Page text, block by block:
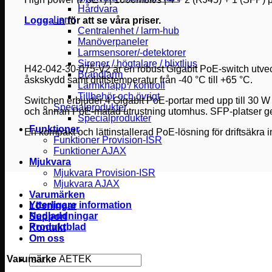
Hårdvara
Larm
Centralenhet / larm-hub
Manöverpaneler
Larmsensorer/-detektorer
Sirener / högtalare / blixtljus
Brandlarm
Larmknapp / kontroll
Tillbehör och övrigt
Specialprodukter
Specialprodukter
Funktioner
Funktioner Provision-ISR
Funktioner AJAX
Mjukvara
Mjukvara Provision-ISR
Mjukvara AJAX
Varumärken
Lösningar
Support
Kontakt
Om oss
Sök
efter:
Logga inför att se våra priser.
H42-042-30-075-V2 är en robust Gigabit PoE-switch
åskskydd samt driftstemperatur från -40 °C till +65 °C.
Switchen erbjuder 4 Gigabit PoE-portar med upp till 30
och annan PoE-matad utrustning utomhus. SFP-platser
En kompakt och lättinstallerad PoE-lösning för driftsäkra
Ytterligare information
Nedladdningar
Produktblad
Varumärke AETEK